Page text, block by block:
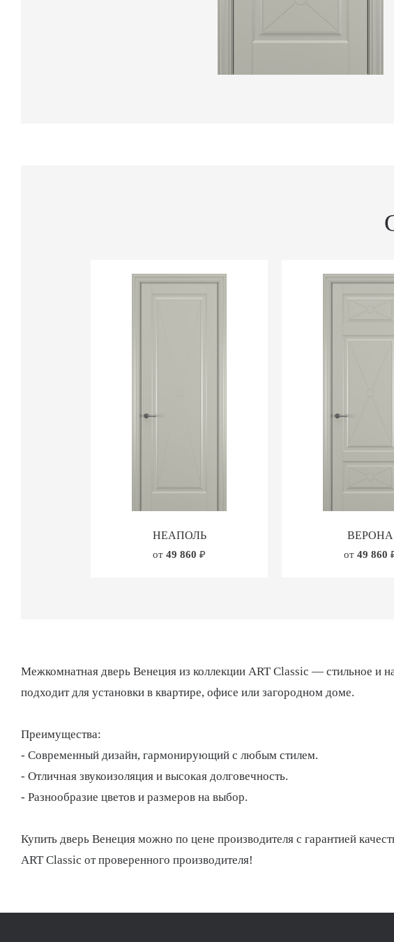
НЕАПОЛЬ
от 49 860 ₽
ВЕРОНА
от 49 860
Межкомнатная дверь Венеция из коллекции ART Classic — стильное и
подходит для установки в квартире, офисе или загородном доме.
Преимущества:
- Современный дизайн, гармонирующий с любым стилем.
- Отличная звукоизоляция и высокая долговечность.
- Разнообразие цветов и размеров на выбор.
Купить дверь Венеция можно по цене производителя с гарантией
ART Classic от проверенного производителя!